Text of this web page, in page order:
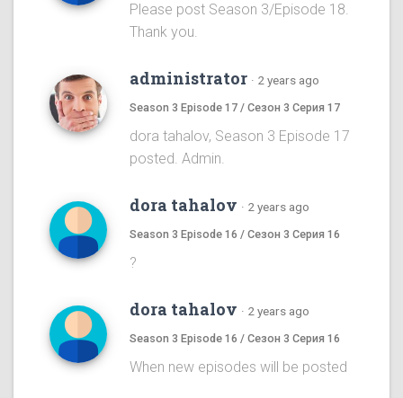
Please post Season 3/Episode 18.
Thank you.
administrator · 2 years ago
Season 3 Episode 17 / Сезон 3 Серия 17
dora tahalov, Season 3 Episode 17
posted. Admin.
dora tahalov · 2 years ago
Season 3 Episode 16 / Сезон 3 Серия 16
?
dora tahalov · 2 years ago
Season 3 Episode 16 / Сезон 3 Серия 16
When new episodes will be posted